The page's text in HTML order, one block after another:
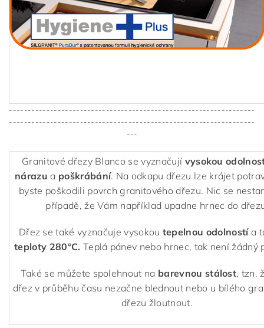
------------------------------------------------------------------
------------------------------------------------------------------
---
Granitové dřezy Blanco se vyznačují vysokou
nárazu a poškrábání. Na odkapu dřezu lze krájet
byste poškodili povrch granitového dřezu. Nic se
případě, že Vám například upadne hrnec do
Dřez se také vyznačuje vysokou tepelnou odolnostía
teploty 280°C. Teplá pánev nebo hrnec, tak není žádný
Také se můžete spolehnout na barevnou stálost, tzn.
dřez v průběhu času nezačne blednout nebo u bílého
dřezu žloutnout.